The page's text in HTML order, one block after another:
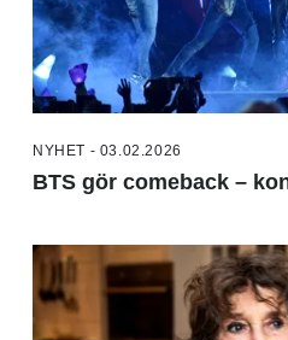
NYHET - 03.02.2026
BTS gör comeback –